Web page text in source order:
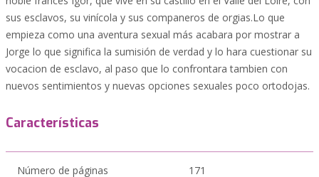
sus esclavos, su vinícola y sus companeros de orgias.Lo que
empieza como una aventura sexual más acabara por mostrar a
Jorge lo que significa la sumisión de verdad y lo hara cuestionar su
vocacion de esclavo, al paso que lo confrontara tambien con
nuevos sentimientos y nuevas opciones sexuales poco ortodojas.
Características
Número de páginas 171